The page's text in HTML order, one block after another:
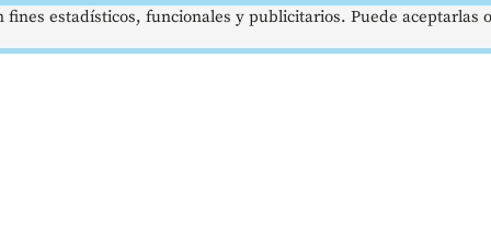
estadísticos, funcionales y publicitarios. Puede aceptarlas